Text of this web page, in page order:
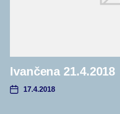
Ivančena 21.4.2018
17.4.2018